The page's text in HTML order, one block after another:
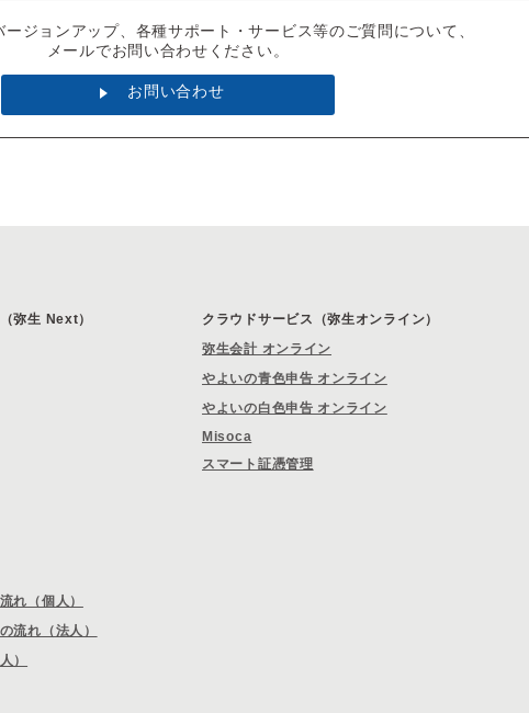
ジョンアップ、各種サポート・サービス等のご質問について、
メールでお問い合わせください。
お問い合わせ
弥生 Next）
クラウドサービス（弥生オンライン）
弥生会計 オンライン
やよいの青色申告 オンライン
やよいの白色申告 オンライン
Misoca
スマート証憑管理
れ（個人）
流れ（法人）
）